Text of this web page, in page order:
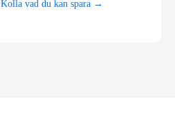
Kolla vad du kan spara →